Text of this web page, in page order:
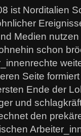
ist Norditalien
Medien
schon
Seite
Ende der
und
den